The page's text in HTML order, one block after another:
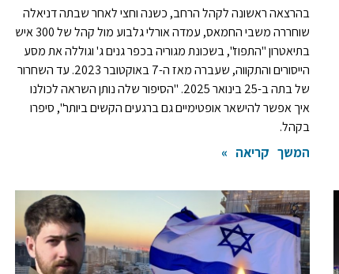
בהרצאה ראשונה לקהל הרחב, כשנה וחצי לאחר שבתה דניאלה
שוחררה משבי החמאס, עמדה אורלי גלבוע מול קהל של 300 איש
בתיאטרון "התפוז", בשכונת מגוריה בכפר גנים ג' וגוללה את מסע
הייסורים והתקווה, שעברה מאז ה-7 באוקטובר 2023. עד השחרור
של בתה ב-25 בינואר 2025. "הסיפור שלה נותן השראה לכולנו
איך אפשר להישאר אופטימיים גם ברגעים הקשים ביותר", סיפרו
בקהל.
המשך קריאה »